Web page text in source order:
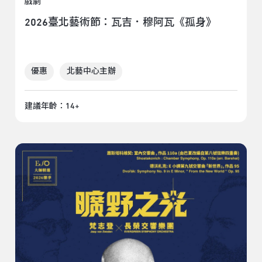
戲劇
2026臺北藝術節：瓦吉．穆阿瓦《孤身》
優惠 北藝中心主辦
建議年齡：14+